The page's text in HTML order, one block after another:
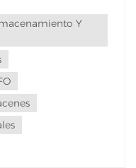
este proceso de
y
Y